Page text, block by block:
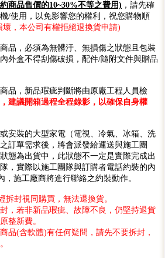
商品售價的10~30%不等之費用) ，請先確
/使用，以免影響您的權利，祝您購物順
，本公司有權拒絕退換貨申請)
品，必須為無髒汙、無損傷之狀態且包裝
外盒不得刮傷破損，配件/隨附文件與贈品
品，新品瑕疵判斷將由原廠工程人員檢
建議開箱過程全程錄影，以確保自身權
安裝的大型家電（電視、冷氣、冰箱、洗
訂單需求後，將會派發給運送與施工團
態為出貨中，此狀態不一定是實際完成出
，實際以施工團隊與訂購者電話約裝的內
，施工廠商將進行聯絡之約裝動作。
封視同購買，無法退換貨。
，若非新品瑕疵、故障不良，仍堅持退貨
整新費。
品(含軟體)有任何疑問，請先不要拆封，